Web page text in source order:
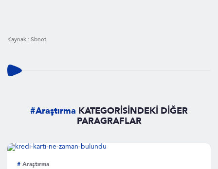
Kaynak : Sbnet
#Araştırma KATEGORİSİNDEKİ DİĞER
PARAGRAFLAR
# Araştırma